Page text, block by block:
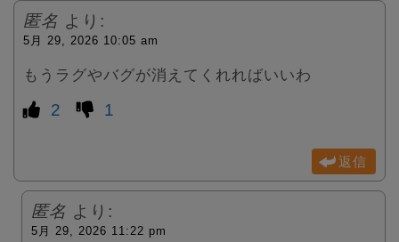
匿名 より:
5月 29, 2026 10:05 am
もうラグやバグが消えてくれればいいわ
2 1
返信
匿名 より:
5月 29, 2026 11:22 pm